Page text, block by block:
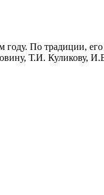
По традиции,
Т.И.